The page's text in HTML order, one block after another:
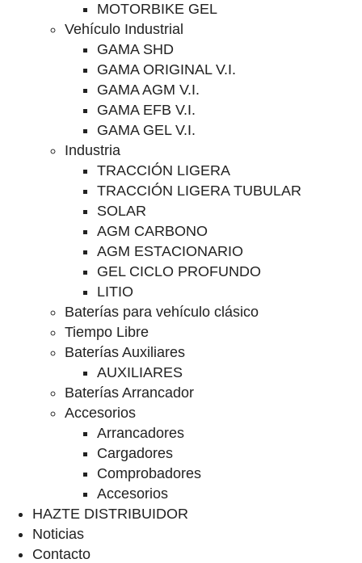
MOTORBIKE GEL
Vehículo Industrial
GAMA SHD
GAMA ORIGINAL V.I.
GAMA AGM V.I.
GAMA EFB V.I.
GAMA GEL V.I.
Industria
TRACCIÓN LIGERA
TRACCIÓN LIGERA TUBULAR
SOLAR
AGM CARBONO
AGM ESTACIONARIO
GEL CICLO PROFUNDO
LITIO
Baterías para vehículo clásico
Tiempo Libre
Baterías Auxiliares
AUXILIARES
Baterías Arrancador
Accesorios
Arrancadores
Cargadores
Comprobadores
Accesorios
HAZTE DISTRIBUIDOR
Noticias
Contacto